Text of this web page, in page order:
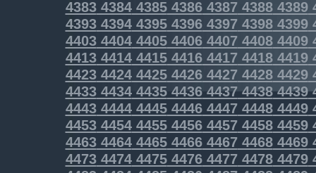
43834384438543864387 43884389
43934394439543964397 43984399
44034404440544064407 44084409
44134414441544164417 44184419
44234424442544264427 44284429
4433443444354436443744384439
4443444444454446444744484449
4453445444554456445744584459
4463446444654466446744684469
4473447444754476447744784479